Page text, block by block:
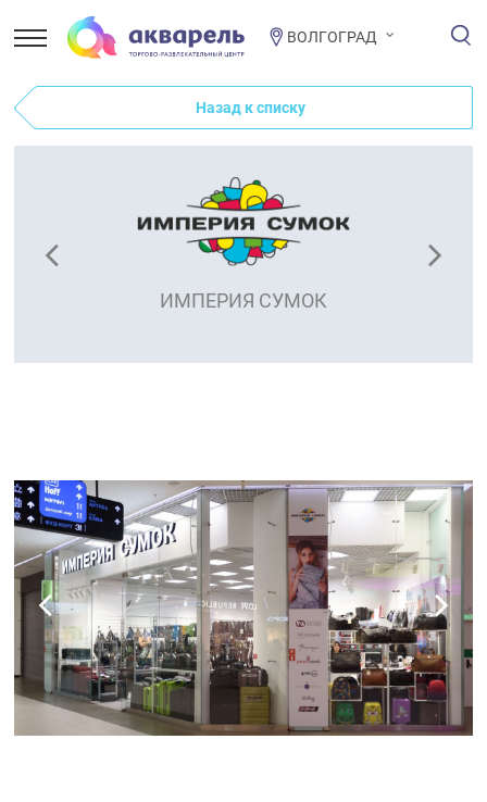
ВОЛГОГРАД
Назад к списку
ИМПЕРИЯ СУМОК